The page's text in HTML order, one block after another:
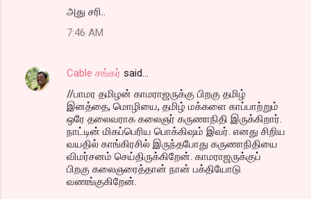
அது சரி..
7:46 AM
Cable சங்கர் said…
//பாமர தமிழன் காமராஜருக்கு பிறகு தமிழ்
இனத்தை, மொழியை, தமிழ் மக்களை காப்பாற்றும்
ஒரே தலைவராக கலைஞர் கருணாநிதி இருக்கிறார்.
நாட்டின் மிகப்பெரிய பொக்கிஷம் இவர். எனது சிறிய
வயதில் காங்கிரசில் இருந்தபோது கருணாநிதியை
விமர்சனம் செய்திருக்கிறேன். காமராஜருக்குப்
பிறகு கலைஞரைத்தான் நான் பக்தியோடு
வணங்குகிறேன்.